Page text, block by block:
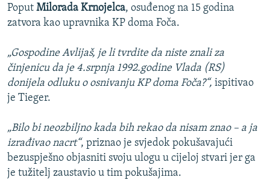
Poput Milorada Krnojelca, osuđenog na 15 godina
zatvora kao upravnika KP doma Foča.
„Gospodine Avlijaš, je li tvrdite da niste znali za
činjenicu da je 4.srpnja 1992.godine Vlada (RS)
donijela odluku o osnivanju KP doma Foča?“, ispitivao
je Tieger.
„Bilo bi neozbiljno kada bih rekao da nisam znao – a ja
izrađivao nacrt“, priznao je svjedok pokušavajući
bezuspješno objasniti svoju ulogu u cijeloj stvari jer ga
je tužitelj zaustavio u tim pokušajima.